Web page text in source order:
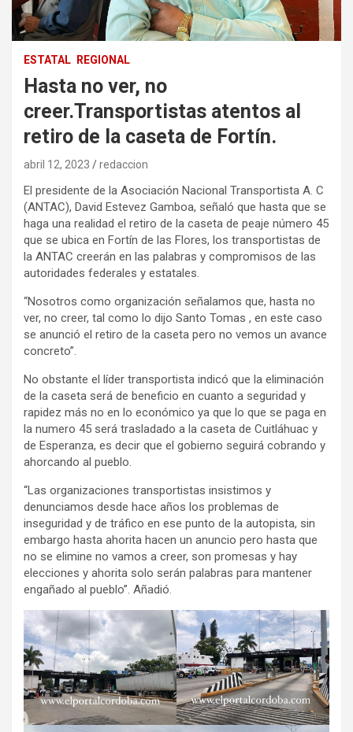
ESTATAL REGIONAL
Hasta no ver, no
creer.Transportistas atentos al
retiro de la caseta de Fortín.
abril 12, 2023 redaccion
El presidente de la Asociación Nacional Transportista A. C
(ANTAC), David Estevez Gamboa, señaló que hasta que se
haga una realidad el retiro de la caseta de peaje número 45
que se ubica en Fortín de las Flores, los transportistas de
la ANTAC creerán en las palabras y compromisos de las
autoridades federales y estatales.
“Nosotros como organización señalamos que, hasta no
ver, no creer, tal como lo dijo Santo Tomas , en este caso
se anunció el retiro de la caseta pero no vemos un avance
concreto”.
No obstante el líder transportista indicó que la eliminación
de la caseta será de beneficio en cuanto a seguridad y
rapidez más no en lo económico ya que lo que se paga en
la numero 45 será trasladado a la caseta de Cuitláhuac y
de Esperanza, es decir que el gobierno seguirá cobrando y
ahorcando al pueblo.
“Las organizaciones transportistas insistimos y
denunciamos desde hace años los problemas de
inseguridad y de tráfico en ese punto de la autopista, sin
embargo hasta ahorita hacen un anuncio pero hasta que
no se elimine no vamos a creer, son promesas y hay
elecciones y ahorita solo serán palabras para mantener
engañado al pueblo”. Añadió.